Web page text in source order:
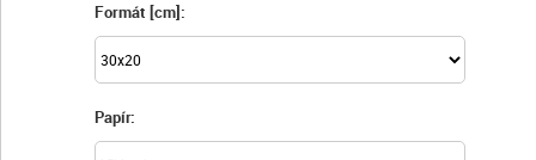
Formát [cm]:
Papír: